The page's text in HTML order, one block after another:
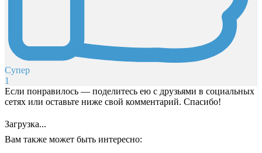
Супер
1
Если понравилось — поделитесь ею с друзьями в социальных
сетях или оставьте ниже свой комментарий. Спасибо!
Загрузка...
Вам также может быть интересно: